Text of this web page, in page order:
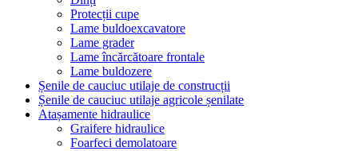
Protecții cupe
Lame buldoexcavatore
Lame grader
Lame încărcătoare frontale
Lame buldozere
Șenile de cauciuc utilaje de construcții
Șenile de cauciuc utilaje agricole șenilate
Atașamente hidraulice
Graifere hidraulice
Foarfeci demolatoare